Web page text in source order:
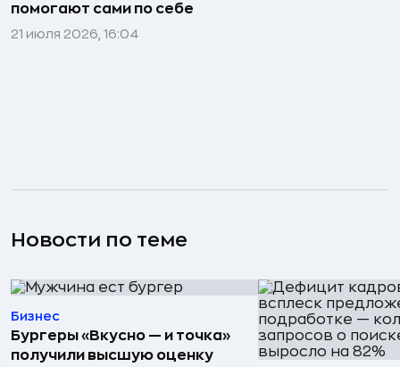
помогают сами по себе
21 июля 2026, 16:04
Новости по теме
Бизнес
Бургеры «Вкусно — и точка»
получили высшую оценку